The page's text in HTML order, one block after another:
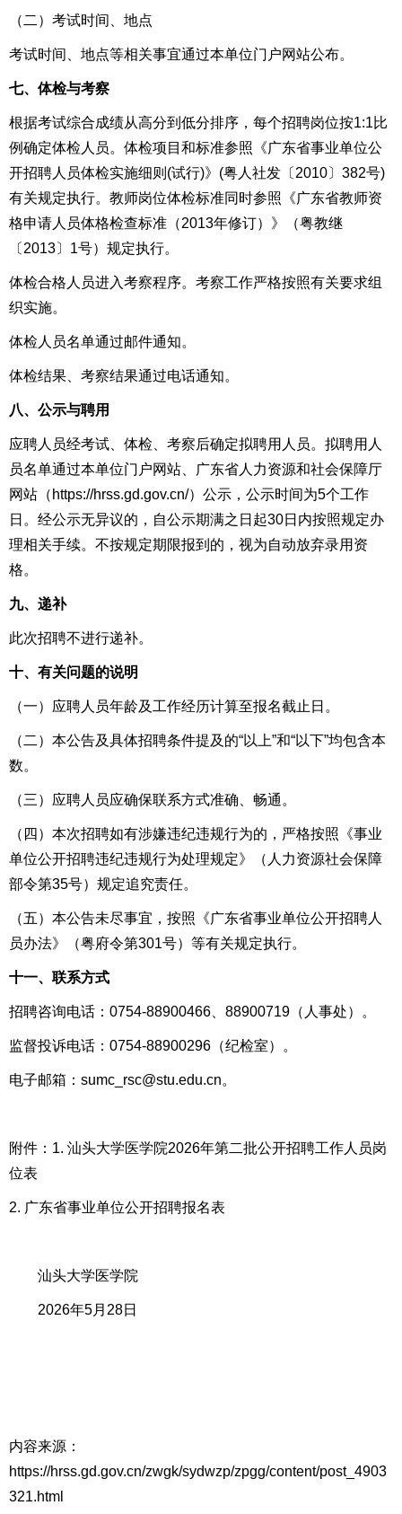
（二）考试时间、地点
考试时间、地点等相关事宜通过本单位门户网站公布。
七、体检与考察
根据考试综合成绩从高分到低分排序，每个招聘岗位按1:1比
例确定体检人员。体检项目和标准参照《广东省事业单位公
开招聘人员体检实施细则(试行)》(粤人社发〔2010〕382号)
有关规定执行。教师岗位体检标准同时参照《广东省教师资
格申请人员体格检查标准（2013年修订）》（粤教继
〔2013〕1号）规定执行。
体检合格人员进入考察程序。考察工作严格按照有关要求组
织实施。
体检人员名单通过邮件通知。
体检结果、考察结果通过电话通知。
八、公示与聘用
应聘人员经考试、体检、考察后确定拟聘用人员。拟聘用人
员名单通过本单位门户网站、广东省人力资源和社会保障厅
网站（https://hrss.gd.gov.cn/）公示，公示时间为5个工作
日。经公示无异议的，自公示期满之日起30日内按照规定办
理相关手续。不按规定期限报到的，视为自动放弃录用资
格。
九、递补
此次招聘不进行递补。
十、有关问题的说明
（一）应聘人员年龄及工作经历计算至报名截止日。
（二）本公告及具体招聘条件提及的“以上”和“以下”均包含本
数。
（三）应聘人员应确保联系方式准确、畅通。
（四）本次招聘如有涉嫌违纪违规行为的，严格按照《事业
单位公开招聘违纪违规行为处理规定》（人力资源社会保障
部令第35号）规定追究责任。
（五）本公告未尽事宜，按照《广东省事业单位公开招聘人
员办法》（粤府令第301号）等有关规定执行。
十一、联系方式
招聘咨询电话：0754-88900466、88900719（人事处）。
监督投诉电话：0754-88900296（纪检室）。
电子邮箱：sumc_rsc@stu.edu.cn。
附件： 1. 汕头大学医学院2026年第二批公开招聘工作人员岗
位表
2. 广东省事业单位公开招聘报名表
汕头大学医学院
2026年5月28日
内容来源：
https://hrss.gd.gov.cn/zwgk/sydwzp/zpgg/content/post_4903
321.html